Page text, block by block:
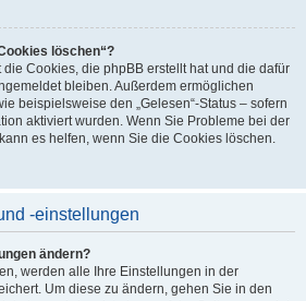
löschen“?
die Cookies, die phpBB erstellt hat und die dafür
bleiben. Außerdem ermöglichen
beispielsweise den „Gelesen“-Status – sofern
aktiviert wurden. Wenn Sie Probleme bei der
es helfen, wenn Sie die Cookies löschen.
-einstellungen
ändern?
werden alle Ihre Einstellungen in der
Um diese zu ändern, gehen Sie in den